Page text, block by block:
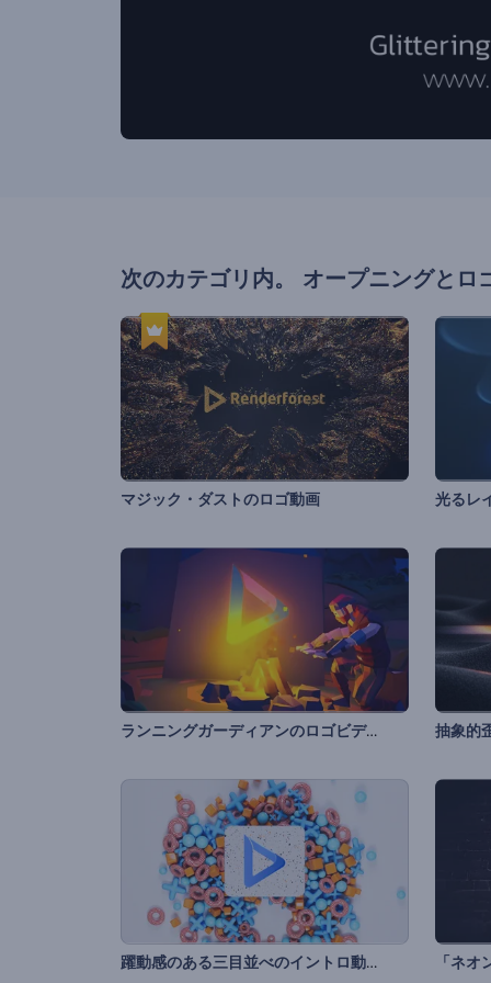
次のカテゴリ内。 オープニングとロ
マジック・ダストのロゴ動画 光るレ
ランニングガーディアンのロゴビデオ 抽象的
躍動感のある三目並べのイントロ動画 「ネ